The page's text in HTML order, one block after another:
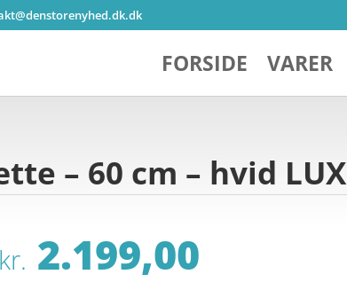
FORSIDE VARER
– 60 cm – hvid LUX
kr. 2.199,00